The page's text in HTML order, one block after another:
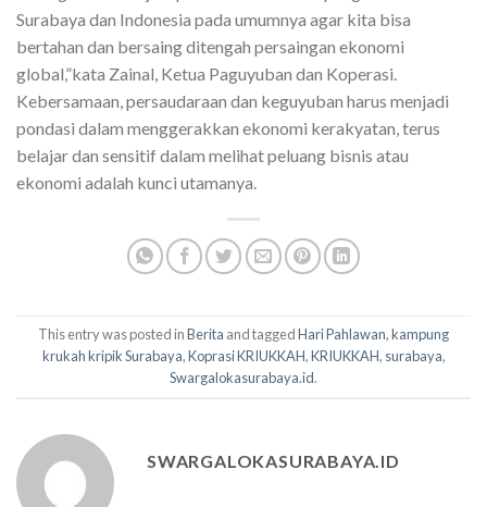
Surabaya dan Indonesia pada umumnya agar kita bisa
bertahan dan bersaing ditengah persaingan ekonomi
global,”kata Zainal, Ketua Paguyuban dan Koperasi.
Kebersamaan, persaudaraan dan keguyuban harus menjadi
pondasi dalam menggerakkan ekonomi kerakyatan, terus
belajar dan sensitif dalam melihat peluang bisnis atau
ekonomi adalah kunci utamanya.
This entry was posted inBerita and taggedHari Pahlawan,kampung
krukah kripik Surabaya,Koprasi KRIUKKAH,KRIUKKAH, surabaya,
Swargalokasurabaya.id.
SWARGALOKASURABAYA.ID